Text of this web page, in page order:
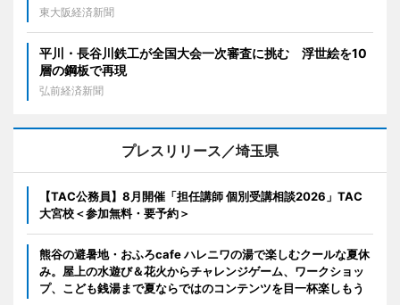
東大阪経済新聞
平川・長谷川鉄工が全国大会一次審査に挑む 浮世絵を10
層の鋼板で再現
弘前経済新聞
プレスリリース／埼玉県
【TAC公務員】8月開催「担任講師 個別受講相談2026」TAC
大宮校＜参加無料・要予約＞
熊谷の避暑地・おふろcafe ハレニワの湯で楽しむクールな夏休
み。屋上の水遊び＆花火からチャレンジゲーム、ワークショッ
プ、こども銭湯まで夏ならではのコンテンツを目一杯楽しもう